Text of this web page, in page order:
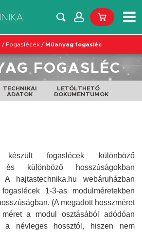
/ Fogaslécek / Műanyag fogasléc
FOGASLÉC
TECHNIKAI
ADATOK
LETÖLTHETŐ
DOKUMENTUMOK
fogaslécek különböző
és különböző hosszúságokban
hajtastechnika.hu webáruházban
1-3-as modulméretekben
(A megadott hosszméret
a modul osztásából adódóan
a névleges hossztól, hiszen nem